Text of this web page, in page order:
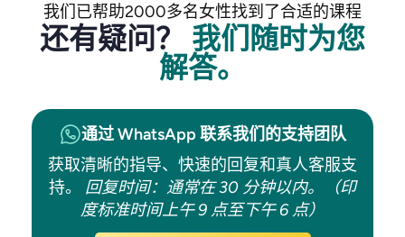
我们已帮助2000多名女性找到了合适的课程
还有疑问？ 我们随时为您
解答。
通过 WhatsApp 联系我们的支持团队
获取清晰的指导、快速的回复和真人客服支
持。 回复时间：通常在 30 分钟以内。（印
度标准时间上午 9 点至下午 6 点）